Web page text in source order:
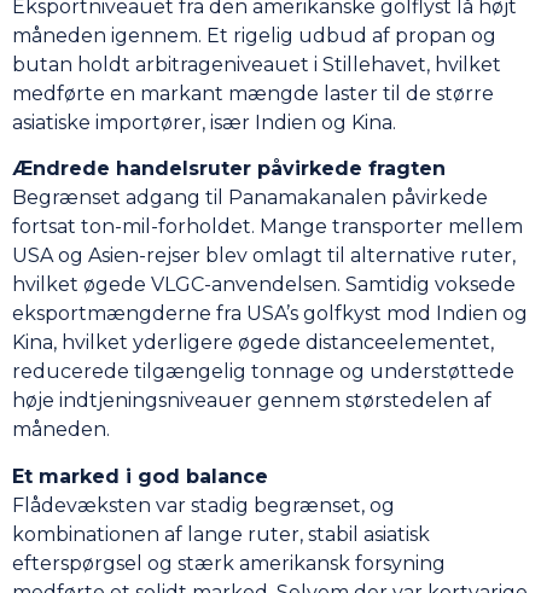
Eksportniveauet fra den amerikanske golflyst lå højt
måneden igennem. Et rigelig udbud af propan og
butan holdt arbitrageniveauet i Stillehavet, hvilket
medførte en markant mængde laster til de større
asiatiske importører, især Indien og Kina.
Ændrede handelsruter påvirkede fragten
Begrænset adgang til Panamakanalen påvirkede
fortsat ton-mil-forholdet. Mange transporter mellem
USA og Asien-rejser blev omlagt til alternative ruter,
hvilket øgede VLGC-anvendelsen. Samtidig voksede
eksportmængderne fra USA’s golfkyst mod Indien og
Kina, hvilket yderligere øgede distanceelementet,
reducerede tilgængelig tonnage og understøttede
høje indtjeningsniveauer gennem størstedelen af
måneden.
Et marked i god balance
Flådevæksten var stadig begrænset, og
kombinationen af lange ruter, stabil asiatisk
efterspørgsel og stærk amerikansk forsyning